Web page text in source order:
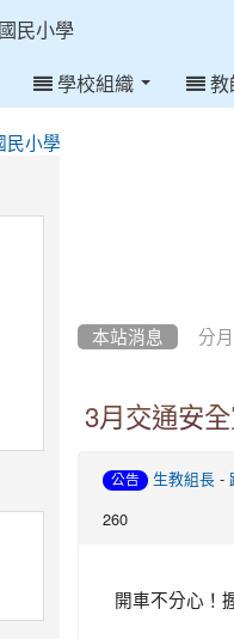
民小學
學校組織 教
本站消息 分
3月交通安
公告 生教組長 -
260
開車不分心！